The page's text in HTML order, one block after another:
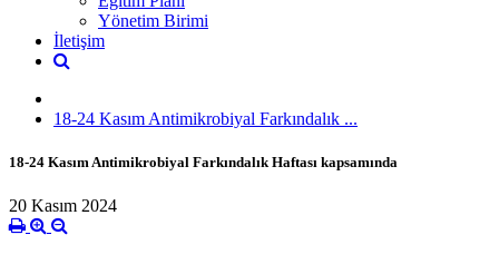
Yönetim Birimi
İletişim
18-24 Kasım Antimikrobiyal Farkındalık ...
18-24 Kasım Antimikrobiyal Farkındalık Haftası kapsamında
20 Kasım 2024